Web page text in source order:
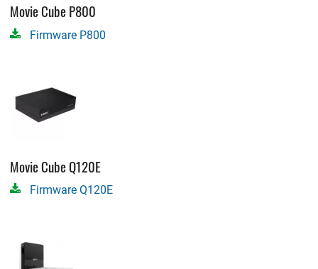
Movie Cube P800
Firmware P800
Movie Cube Q120E
Firmware Q120E